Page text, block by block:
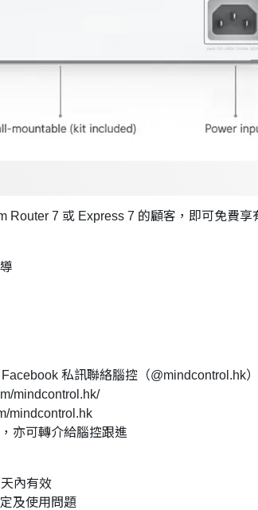
Router 7 或 Express 7 的顧客，即可免費享
私訊聯絡腦控（@mindcontrol.hk）
mindcontrol.hk/
mindcontrol.hk
亦可轉介給腦控跟進
內有效
及使用問題